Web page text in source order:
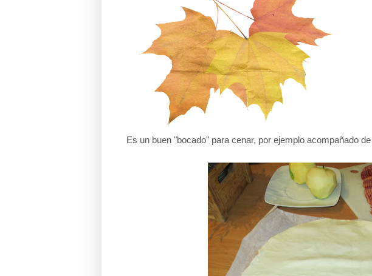
Es un buen "bocado" para cenar, por ejemplo acompañado